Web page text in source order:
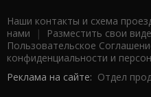
Наши контакты и схема
нами | Разместить свои
Пользовательское
конфиденциальности и
Реклама на сайте: Отдел